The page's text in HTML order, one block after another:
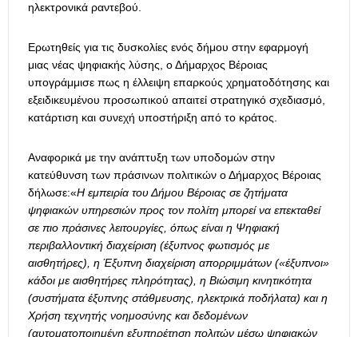
ηλεκτρονικά ραντεβού.
Ερωτηθείς για τις δυσκολίες ενός δήμου στην εφαρμογή
μιας νέας ψηφιακής λύσης, ο Δήμαρχος Βέροιας
υπογράμμισε πως η έλλειψη επαρκούς χρηματοδότησης και
εξειδικευμένου προσωπικού απαιτεί στρατηγικό σχεδιασμό,
κατάρτιση και συνεχή υποστήριξη από το κράτος.
Αναφορικά με την ανάπτυξη των υποδομών στην
κατεύθυνση των πράσινων πολιτικών ο Δήμαρχος Βέροιας
δήλωσε:«Η εμπειρία του Δήμου Βέροιας σε ζητήματα
ψηφιακών υπηρεσιών προς τον πολίτη μπορεί να επεκταθεί
σε πιο πράσινες λειτουργίες, όπως είναι η Ψηφιακή
περιβαλλοντική διαχείριση (έξυπνος φωτισμός με
αισθητήρες), η Έξυπνη διαχείριση απορριμμάτων («έξυπνοι»
κάδοι με αισθητήρες πληρότητας), η Βιώσιμη κινητικότητα
(συστήματα έξυπνης στάθμευσης, ηλεκτρικά ποδήλατα) και η
Χρήση τεχνητής νοημοσύνης και δεδομένων
(αυτοματοποιημένη εξυπηρέτηση πολιτών μέσω ψηφιακών